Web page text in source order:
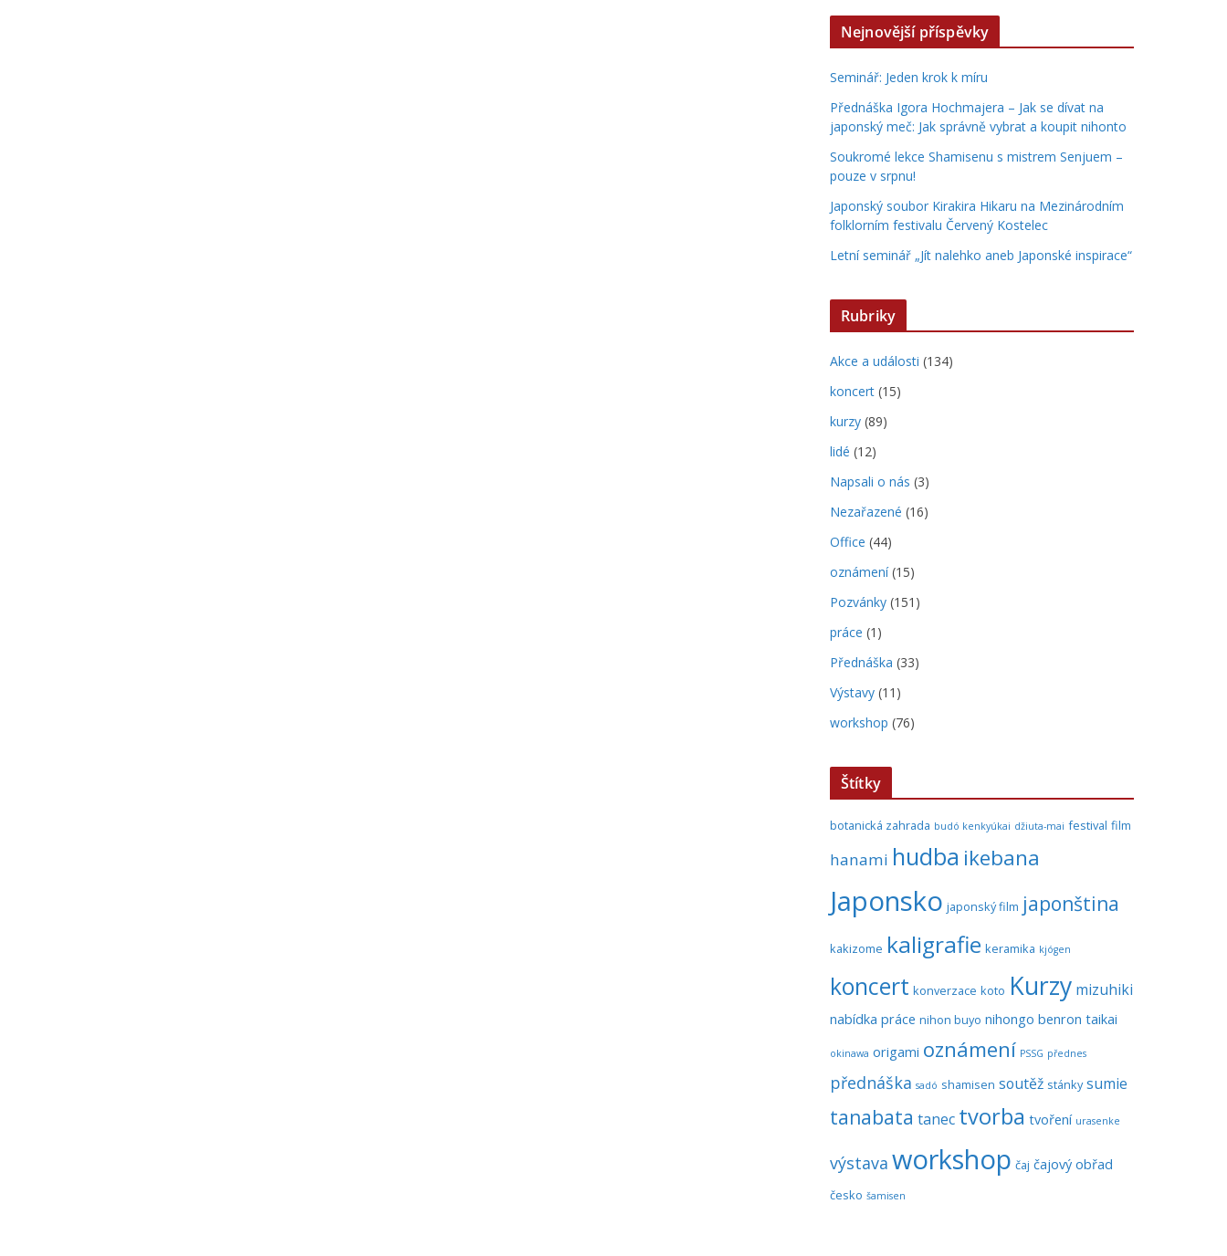
Nejnovější příspěvky
Seminář: Jeden krok k míru
Přednáška Igora Hochmajera – Jak se dívat na
japonský meč: Jak správně vybrat a koupit nihonto
Soukromé lekce Shamisenu s mistrem Senjuem –
pouze v srpnu!
Japonský soubor Kirakira Hikaru na Mezinárodním
folklorním festivalu Červený Kostelec
Letní seminář „Jít nalehko aneb Japonské inspirace“
Rubriky
Akce a události (134)
koncert (15)
kurzy (89)
lidé (12)
Napsali o nás (3)
Nezařazené (16)
Office (44)
oznámení(15)
Pozvánky (151)
práce (1)
Přednáška (33)
Výstavy (11)
workshop (76)
Štítky
botanická zahrada budó kenkyúkai džiuta-mai festival film
hanami hudba ikebana
Japonsko japonský film japonština
kakizome kaligrafie keramika kjógen
koncert konverzace koto Kurzy mizuhiki
nabídka práce nihon buyo nihongo benron taikai
okinawa origami oznámení PSSG přednes
přednáška sadó shamisen soutěž stánky sumie
tanabata tanec tvorba tvoření urasenke
výstava workshop čaj čajový obřad
česko šamisen